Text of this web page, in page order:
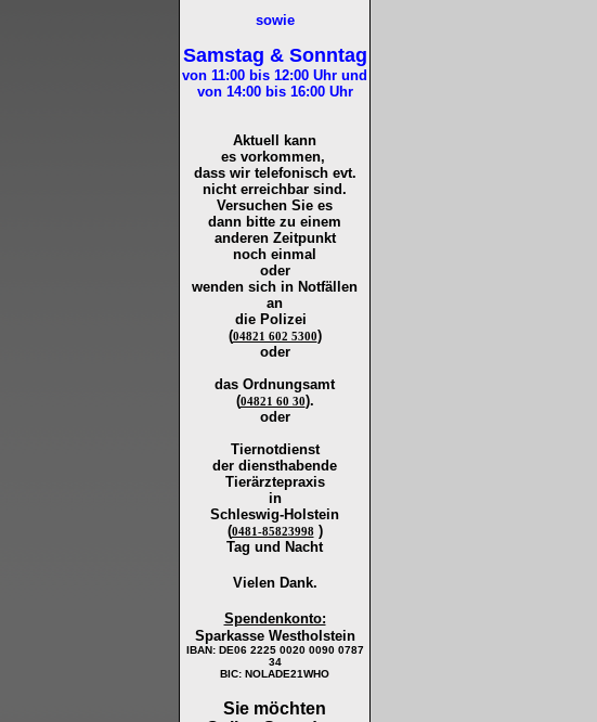
sowie
Samstag & Sonntag
von 11:00 bis 12:00 Uhr und
von 14:00 bis 16:00Uhr
Aktuell kann
es vorkommen,
dass wir telefonisch evt.
nicht erreichbar sind.
Versuchen Sie es
dann bitte zu einem
anderen Zeitpunkt
noch einmal
oder
wenden sich in Notfällen
an
die Polizei
(04821 602 5300)
oder
das Ordnungsamt
(04821 60 30).
oder
Tiernotdienst
der diensthabende
Tierärztepraxis
in
Schleswig-Holstein
(0481-85823998 )
Tag und Nacht
Vielen Dank.
Spendenkonto:
Sparkasse Westholstein
IBAN: DE06 2225 0020 0090 0787
34
BIC: NOLADE21WHO
Sie möchten